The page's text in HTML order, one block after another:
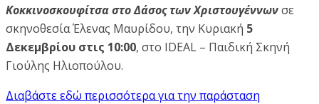
Κοκκινοσκουφίτσα στο Δάσος των Χριστουγέννωνσε
σκηνοθεσία Έλενας Μαυρίδου, την Κυριακή 5
Δεκεμβρίου στις 10:00, στο IDEAL – Παιδική Σκηνή
Γιούλης Ηλιοπούλου.
Διαβάστε εδώ περισσότερα για την παράσταση